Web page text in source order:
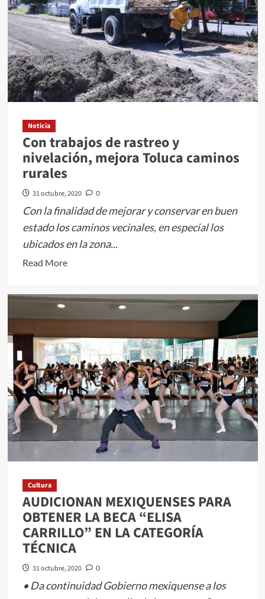
públicos
en
perspectiva
de
género
Noticia
Con trabajos de rastreo y
nivelación, mejora Toluca caminos
rurales
31 octubre, 2020 0
Con la finalidad de mejorar y conservar en buen
estado los caminos vecinales, en especial los
ubicados en la zona...
Read MoreRead
about
trabajos
de
rastreo
y
nivelación,
mejora
Toluca
caminos
rurales
Cultura
AUDICIONAN MEXIQUENSES PARA
OBTENER LA BECA “ELISA
CARRILLO” EN LA CATEGORÍA
TÉCNICA
31 octubre, 2020 0
• Da continuidad Gobierno mexiquense a los